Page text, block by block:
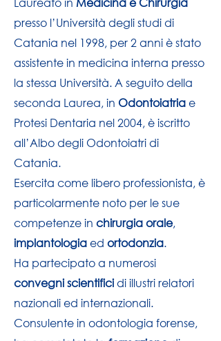
presso l’Università degli studi di
Catania nel 1998, per 2 anni è stato
assistente in medicina interna presso
la stessa Università. A seguito della
seconda Laurea, in Odontoiatriae
Protesi Dentaria nel 2004, è iscritto
all’Albo degli Odontoiatri di
Catania.
Esercita come libero professionista, è
particolarmente noto per le sue
competenze in chirurgia orale,
implantologiaed ortodonzia.
Ha partecipato a numerosi
convegni scientificidi illustri relatori
nazionali ed internazionali.
Consulente in odontologia forense,